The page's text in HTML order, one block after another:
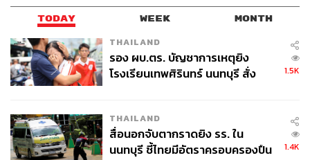
TODAY WEEK MONTH
THAILAND
รอง ผบ.ตร. บัญชาการเหตุยิง
โรงเรียนเทพศิรินทร์ นนทบุรี สั่ง
1.5K
THAILAND
สื่อนอกจับตากราดยิง รร. ใน
นนทบุรี ชี้ไทยมีอัตราครอบครองปืน
1.4K